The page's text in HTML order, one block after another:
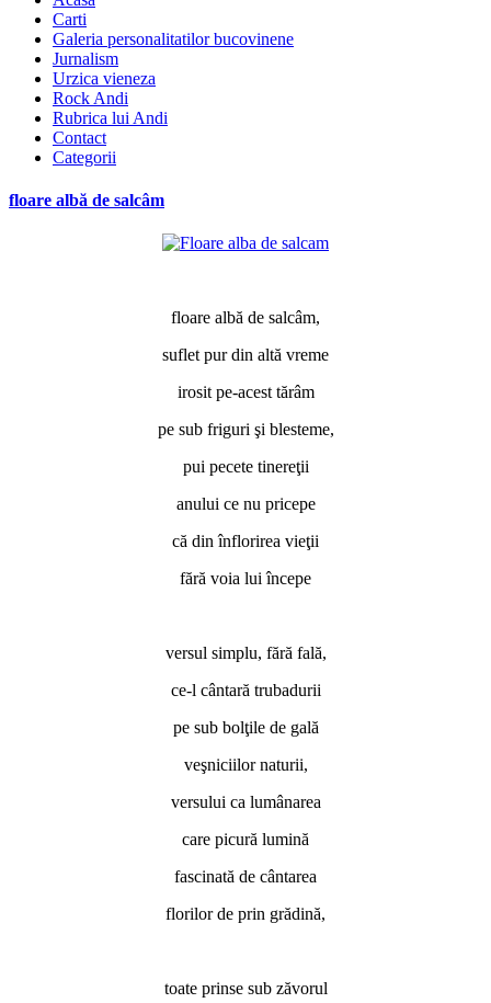
Carti
Galeria personalitatilor bucovinene
Jurnalism
Urzica vieneza
Rock Andi
Rubrica lui Andi
Contact
Categorii
floare albă de salcâm
floare albă de salcâm,
suflet pur din altă vreme
irosit pe-acest tărâm
pe sub friguri şi blesteme,
pui pecete tinereţii
anului ce nu pricepe
că din înflorirea vieţii
fără voia lui începe
versul simplu, fără fală,
ce-l cântară trubadurii
pe sub bolţile de gală
veşniciilor naturii,
versului ca lumânarea
care picură lumină
fascinată de cântarea
florilor de prin grădină,
toate prinse sub zăvorul